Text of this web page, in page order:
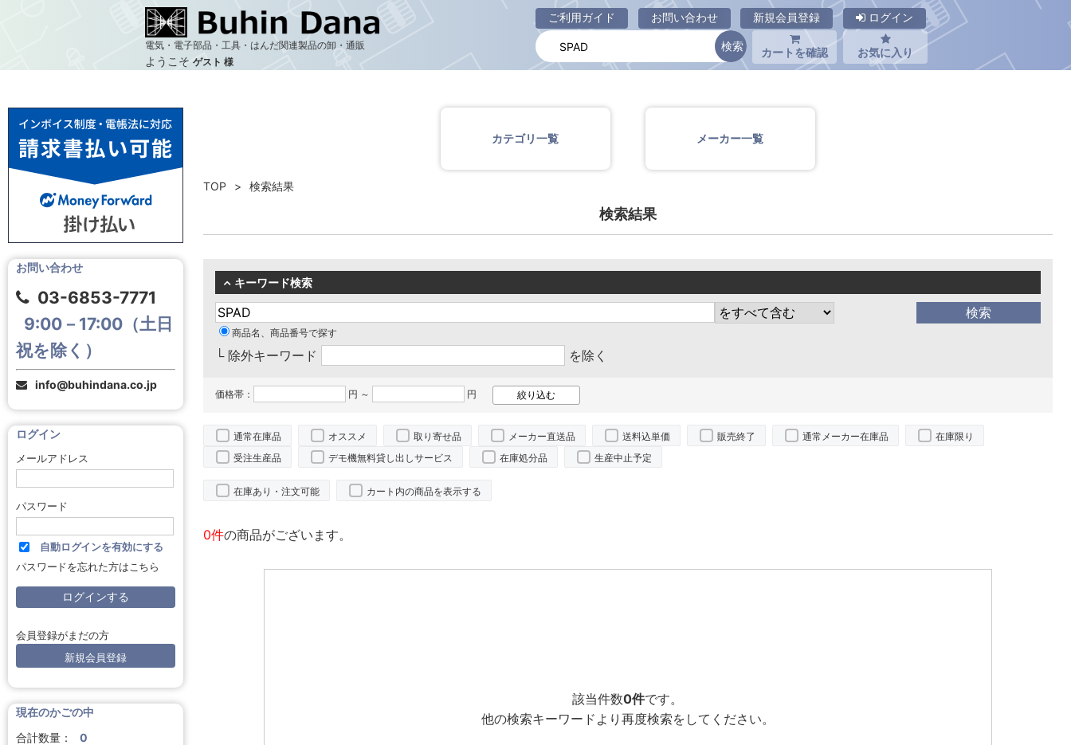
電気・電子部品・工具・はんだ関連製品の卸・通販
ようこそ ゲスト 様
ご利用ガイド お問い合わせ 新規会員登録 ログイン
カートを確認 お気に入り
商品一覧ページ
お問い合わせ
03-6853-7771
9:00－17:00（土日
祝を除く）
info@buhindana.co.jp
ログイン
メールアドレス
パスワード
自動ログインを有効にする
パスワードを忘れた方はこちら
会員登録がまだの方
新規会員登録
現在のかごの中
合計数量：
0
カテゴリ一覧 メーカー一覧
TOP 検索結果
検索結果
キーワード検索
商品名、商品番号で探す
└ 除外キーワード を除く
価格帯： 円 ～ 円
通常在庫品 オススメ 取り寄せ品 メーカー直送品 送料込単価 販売終了 通常メーカー在庫品
在庫限り
受注生産品
デモ機無料貸し出しサービス 在庫処分品 生産中止予定
在庫あり・注文可能 カート内の商品を表示する
0件の商品がございます。
該当件数0件です。
他の検索キーワードより再度検索をしてください。